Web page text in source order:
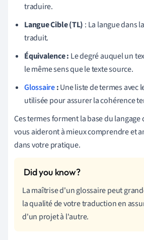
traduire.
Langue Cible (TL) : La langue dans
traduit.
Équivalence : Le degré auquel un
le même sens que le texte source.
Glossaire:Une liste de termes avec
utilisée pour assurer la cohérence
Ces termes forment la base du
vous aideront à mieux comprendre et
dans votre pratique.
La maîtrise d'un glossaire peut
la qualité de votre traduction en
d'un projet à l'autre.